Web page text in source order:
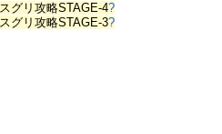
スグリ攻略STAGE-4?
スグリ攻略STAGE-3?